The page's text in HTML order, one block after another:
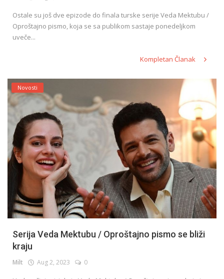
Ostale su još dve epizode ​​do finala turske serije Veda Mektubu /
Oproštajno pismo, koja se sa publikom sastaje ponedeljkom
uveče...
Kompletan Članak
Novosti
Serija Veda Mektubu / Oproštajno pismo se bliži
kraju
Milt Aug 2, 2023 0